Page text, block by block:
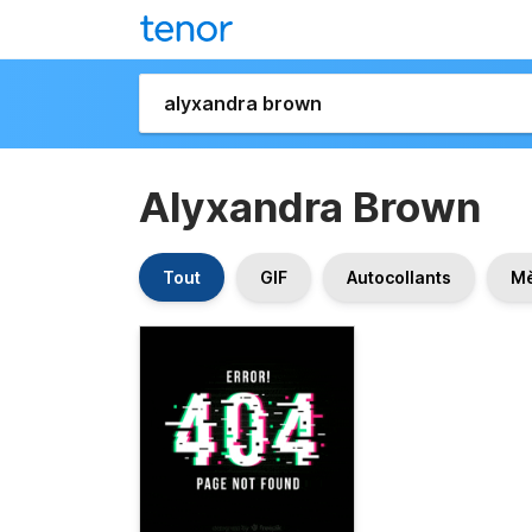
Alyxandra Brown
Tout GIF Autocollants